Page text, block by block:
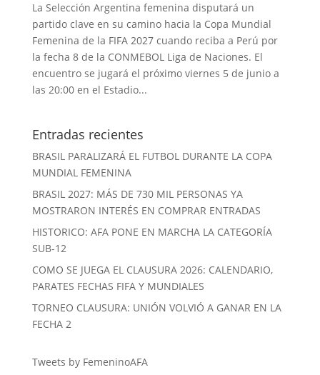
La Selección Argentina femenina disputará un
partido clave en su camino hacia la Copa Mundial
Femenina de la FIFA 2027 cuando reciba a Perú por
la fecha 8 de la CONMEBOL Liga de Naciones. El
encuentro se jugará el próximo viernes 5 de junio a
las 20:00 en el Estadio...
Entradas recientes
BRASIL PARALIZARÁ EL FUTBOL DURANTE LA COPA
MUNDIAL FEMENINA
BRASIL 2027: MÁS DE 730 MIL PERSONAS YA
MOSTRARON INTERÉS EN COMPRAR ENTRADAS
HISTORICO: AFA PONE EN MARCHA LA CATEGORÍA
SUB-12
COMO SE JUEGA EL CLAUSURA 2026: CALENDARIO,
PARATES FECHAS FIFA Y MUNDIALES
TORNEO CLAUSURA: UNIÓN VOLVIÓ A GANAR EN LA
FECHA 2
Tweets by FemeninoAFA